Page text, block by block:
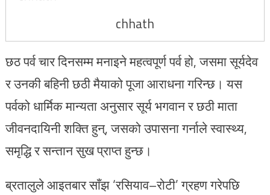
chhath
छठ पर्व चार दिनसम्म मनाइने महत्वपूर्ण पर्व हो, जसमा सूर्यदेव
र उनकी बहिनी छठी मैयाको पूजा आराधना गरिन्छ। यस
पर्वको धार्मिक मान्यता अनुसार सूर्य भगवान र छठी माता
जीवनदायिनी शक्ति हुन्, जसको उपासना गर्नाले स्वास्थ्य,
समृद्धि र सन्तान सुख प्राप्त हुन्छ।
ब्रतालुले आइतबार साँझ ‘रसियाव–रोटी’ ग्रहण गरेपछि